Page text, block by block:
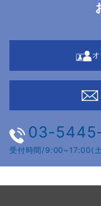
03-
受付時間/9:00~17:00(